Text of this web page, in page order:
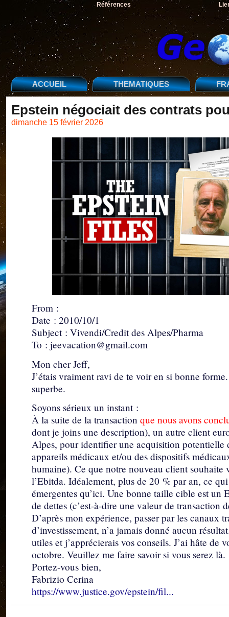
Références
ACCUEIL THEMATIQUES
Epstein négociait des contrats
dimanche 15 février 2026
From :
Date : 2010/10/1
Subject : Vivendi/Credit des Alpes/Pharma
To : jeevacation@gmail.com
Mon cher Jeff,
J’étais vraiment ravi de te voir en si bonne
superbe.
Soyons sérieux un instant :
À la suite de la transaction que nous avons
dont je joins une description), un autre client
Alpes, pour identifier une acquisition potentielle
appareils médicaux et/ou des dispositifs
humaine). Ce que notre nouveau client souhaite
l’Ebitda. Idéalement, plus de 20 % par an, ce
émergentes qu’ici. Une bonne taille cible est
de dettes (c’est-à-dire une valeur de transaction
D’après mon expérience, passer par les canaux
d’investissement, n’a jamais donné aucun
utiles et j’apprécierais vos conseils. J’ai hâte
octobre. Veuillez me faire savoir si vous serez là.
Portez-vous bien,
Fabrizio Cerina
https://www.justice.gov/epstein/fil...